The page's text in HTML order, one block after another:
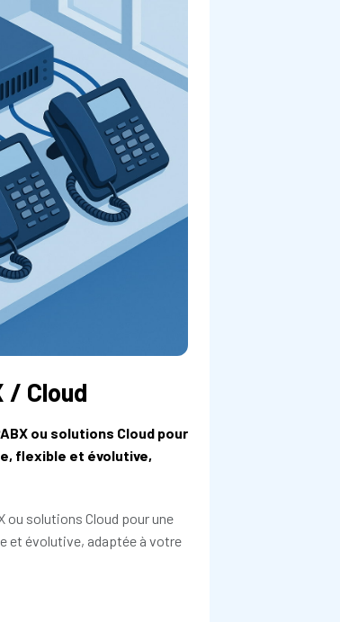
/ Cloud
ou solutions Cloud pour
flexible et évolutive,
ou solutions Cloud pour une
et évolutive, adaptée à votre